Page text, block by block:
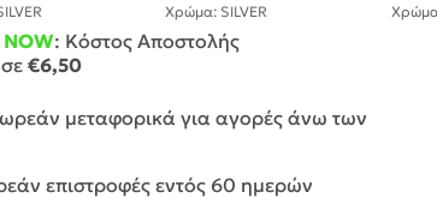
Χρώμα: SILVER
NOW: Κόστος Αποστολής
€6,50
μεταφορικά για αγορές άνω των
επιστροφές εντός 60 ημερών